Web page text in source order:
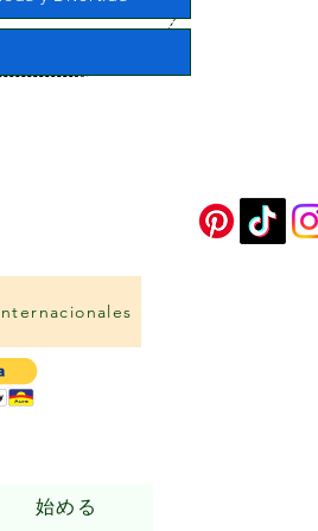
始める